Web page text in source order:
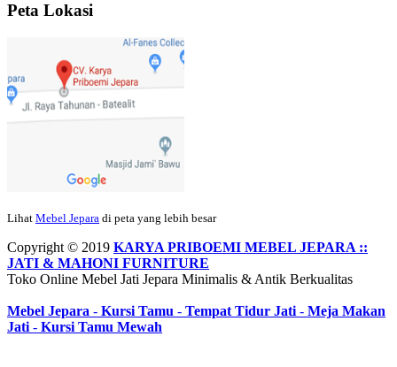
Ibu Meidy, Jakarta:
Paakkkk Tempat tidurnya dah sampeeee Keren
dehh Tolong buatin meja makan bulat persis sama foto y...
Pak Mail kursi kantornya sudah sampai,
saya mengucapkan banyak terima kasih....
Ibu Asa, Cibubur: Pak Trolynya sudah sampai tadi Makasii ya Pak...
Faried Hanriady – Tanjung Duren Jakarta Barat:Pagi Pak Ismail,
pesanan Kamar Set 32 nya sudah saya terima tadi malam. Finishing
Peta Lokasi
Lihat Mebel Jepara di peta yang lebih besar
Copyright © 2019 KARYA PRIBOEMI MEBEL JEPARA ::
JATI & MAHONI FURNITURE
Toko Online Mebel Jati Jepara Minimalis & Antik Berkualitas
Mebel Jepara - Kursi Tamu - Tempat Tidur Jati - Meja Makan
Jati - Kursi Tamu Mewah